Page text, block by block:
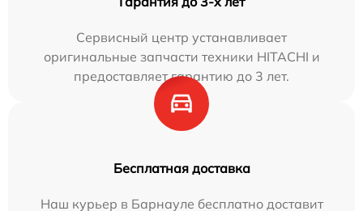
Сервисный центр устанавливает
оригинальные запчасти техники HITACHI и
предоставляет гарантию до 3 лет.
Бесплатная доставка
Наш курьер в Барнауле бесплатно доставит